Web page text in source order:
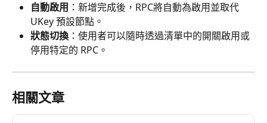
自動啟用 ：新增完成後，RPC將自動為啟用並取代
UKey 預設節點。
狀態切換 ：使用者可以隨時透過清單中的開關啟用或
停用特定的 RPC。
相關文章